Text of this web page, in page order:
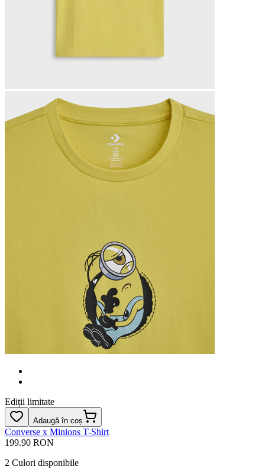
Ediții limitate
Adaugă în coș
Converse x Minions T-Shirt
199.90 RON
2 Culori disponibile